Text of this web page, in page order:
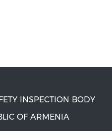
INSPECTION BODY
OF ARMENIA